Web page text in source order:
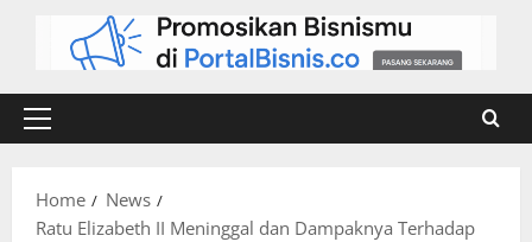
Home
News
Ratu Elizabeth II Meninggal dan Dampaknya Terhadap